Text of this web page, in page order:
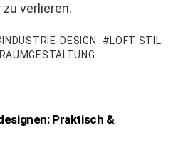
verlieren.
INDUSTRIE-DESIGN
LOFT-STIL
RAUMGESTALTUNG
Praktisch &